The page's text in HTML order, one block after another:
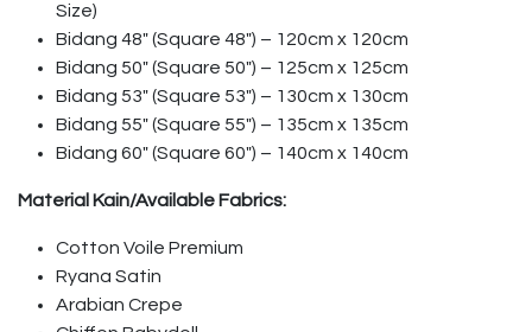
Size)
Bidang 48″ (Square 48″) – 120cm x 120cm
Bidang 50″ (Square 50″) – 125cm x 125cm
Bidang 53″ (Square 53″) – 130cm x 130cm
Bidang 55″ (Square 55″) – 135cm x 135cm
Bidang 60″ (Square 60″) – 140cm x 140cm
Material Kain/Available Fabrics:
Cotton Voile Premium
Ryana Satin
Arabian Crepe